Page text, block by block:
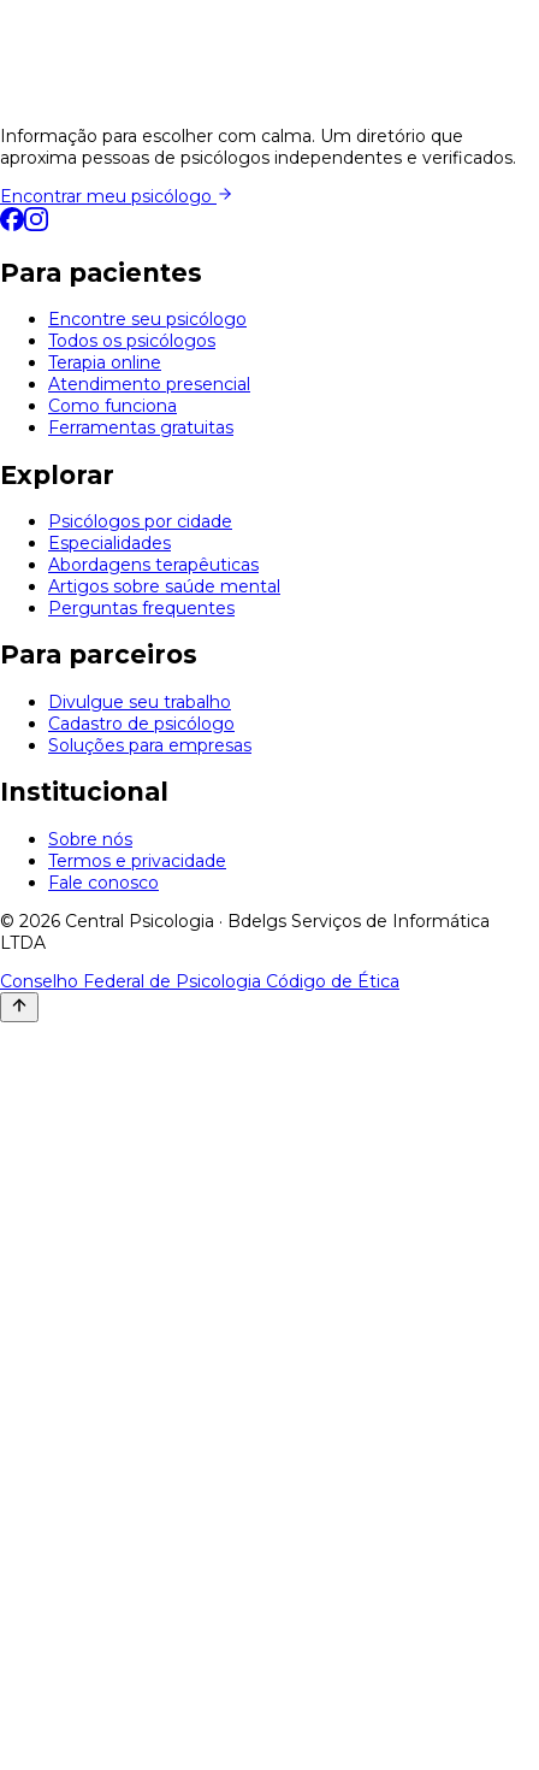
Informação para escolher com calma. Um diretório que
aproxima pessoas de psicólogos independentes e verificados.
Encontrar meu psicólogo
Para pacientes
Encontre seu psicólogo
Todos os psicólogos
Terapia online
Atendimento presencial
Como funciona
Ferramentas gratuitas
Explorar
Psicólogos por cidade
Especialidades
Abordagens terapêuticas
Artigos sobre saúde mental
Perguntas frequentes
Para parceiros
Divulgue seu trabalho
Cadastro de psicólogo
Soluções para empresas
Institucional
Sobre nós
Termos e privacidade
Fale conosco
© 2026 Central Psicologia · Bdelgs Serviços de Informática
LTDA
Conselho Federal de Psicologia Código de Ética